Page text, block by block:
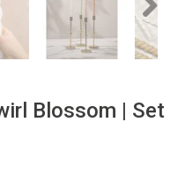
Next
Blossom | Set